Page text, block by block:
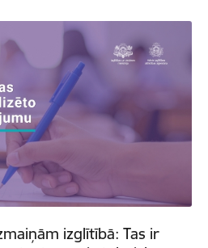
izglītībā: Tas ir